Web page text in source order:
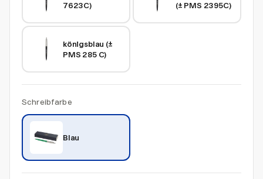
7623C)
(± PMS 2395C)
königsblau (±
PMS 285 C)
Schreibfarbe
Blau